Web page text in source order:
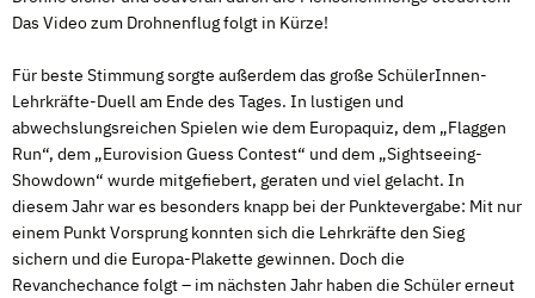
Das Video zum Drohnenflug folgt in Kürze!
Für beste Stimmung sorgte außerdem das große SchülerInnen-
Lehrkräfte-Duell am Ende des Tages. In lustigen und
abwechslungsreichen Spielen wie dem Europaquiz, dem „Flaggen
Run“, dem „Eurovision Guess Contest“ und dem „Sightseeing-
Showdown“ wurde mitgefiebert, geraten und viel gelacht. In
diesem Jahr war es besonders knapp bei der Punktevergabe: Mit nur
einem Punkt Vorsprung konnten sich die Lehrkräfte den Sieg
sichern und die Europa-Plakette gewinnen. Doch die
Revanchechance folgt – im nächsten Jahr haben die Schüler erneut